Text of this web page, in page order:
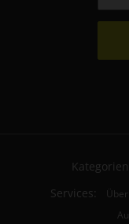
Services: